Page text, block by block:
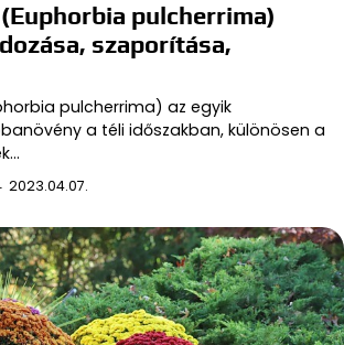
pulcherrima)
szaporítása,
pulcherrima) az egyik
a téli időszakban, különösen a
2023.04.07.